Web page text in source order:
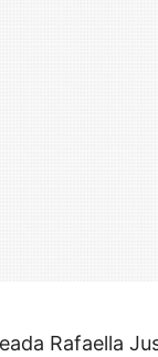
Rafaella